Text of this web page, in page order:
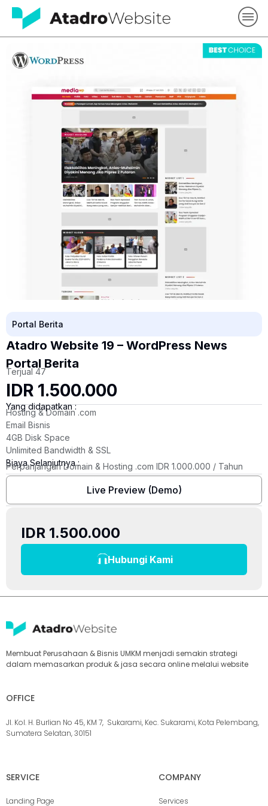
Portal Berita
Atadro Website 19 – WordPress News
Portal Berita
Terjual 47
IDR 1.500.000
Yang didapatkan :
Hosting & Domain .com
Email Bisnis
4GB Disk Space
Unlimited Bandwidth & SSL
Biaya Selanjutnya :
Perpanjangan Domain & Hosting .com IDR 1.000.000 / Tahun
Live Preview (Demo)
IDR 1.500.000
Hubungi Kami
Membuat Perusahaan & Bisnis UMKM menjadi semakin strategi
dalam memasarkan produk & jasa secara online melalui website
OFFICE
Jl. Kol. H. Burlian No 45, KM 7, Sukarami, Kec. Sukarami, Kota Pelembang,
Sumatera Selatan, 30151
SERVICE
Landing Page
COMPANY
Services